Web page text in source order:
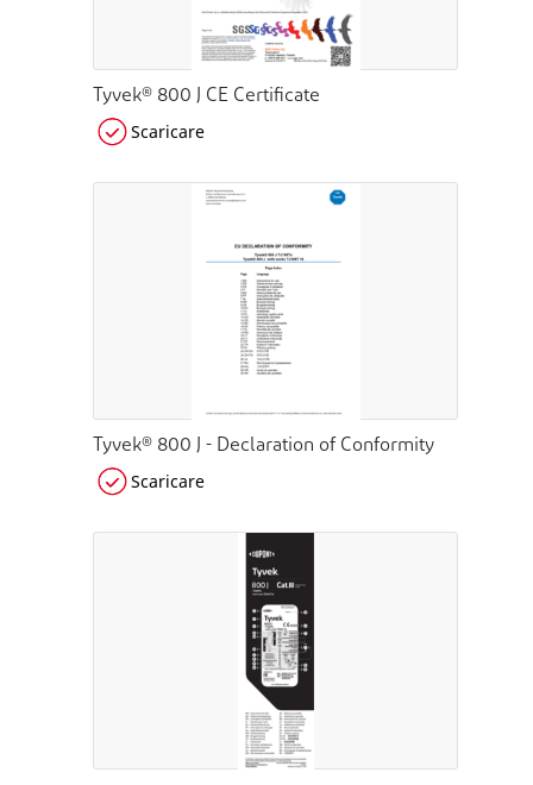
Tyvek® 800 J CE Certificate
Scaricare
Tyvek® 800 J - Declaration of Conformity
Scaricare